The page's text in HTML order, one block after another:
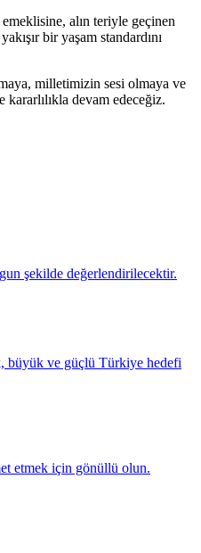
alın teriyle geçinen
bir yaşam standardını
milletimizin sesi olmaya ve
kararlılıkla devam edeceğiz.
şekilde değerlendirilecektir.
büyük ve güçlü Türkiye hedefi
etmek için gönüllü olun.